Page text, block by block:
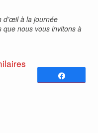
d’œil à la journée
nous vous invitons à